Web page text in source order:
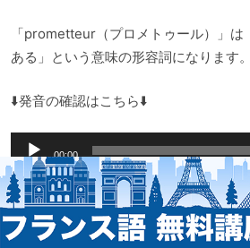
「prometteur（プロメトゥール）」は
ある」という意味の形容詞になります。
⬇️発音の確認はこちら⬇️
声
プ
レ
00:00